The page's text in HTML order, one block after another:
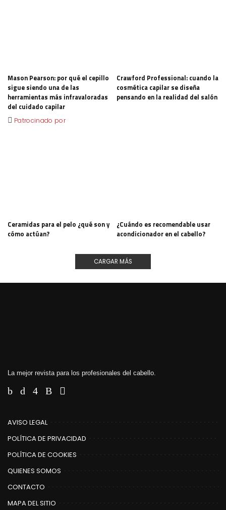
Mason Pearson: por qué el cepillo
sigue siendo una de las
herramientas más infravaloradas
del cuidado capilar
Patrocinado por
Crawford Professional: cuando la
cosmética capilar se diseña
pensando en la realidad del salón
Ceramidas para el pelo ¿qué son y
cómo actúan?
¿Cuándo es recomendable usar
acondicionador en el cabello?
CARGAR MÁS
La mejor revista para los profesionales del cabello.
AVISO LEGAL
POLÍTICA DE PRIVACIDAD
POLÍTICA DE COOKIES
QUIENES SOMOS
CONTACTO
MAPA DEL SITIO